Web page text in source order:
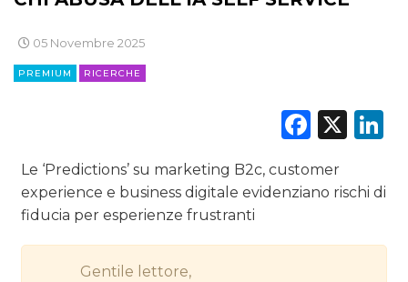
DIGITALE
EDITORIA
RADIO / AUDIO
TV
05 Novembre 2025
PREMIUM RICERCHE
X
Le ‘Predictions’ su marketing B2c, customer
experience e business digitale evidenziano rischi di
fiducia per esperienze frustranti
Gentile lettore,